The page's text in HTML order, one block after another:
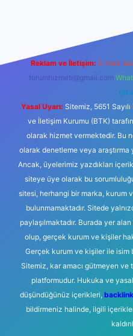
Reklam ve İletişim: E-mail:
forumhizmeti@gmail.com
Yasal Uyarı: Sitemiz, 5651
ve İletişim Kurumu (BTK)
olarak hizmet vermektedir. Bu
olarak denetleme veya
Ancak, üyelerimiz yazdıkları
siteye üye olarak bu
sitesi, herhangi bir marka, kurum
bulunmamaktadır. Sitede
paylaşılmaktadır. Burada yer
olup, gerçek kurum ve kişiler
Gerçek kurum ve kişiler ile
Sitemiz, kar amacı gütmeyen ve
platformudur. Hukuka ve
düşündüğünüz içerikleri,
bildirmeniz halinde, ilgili